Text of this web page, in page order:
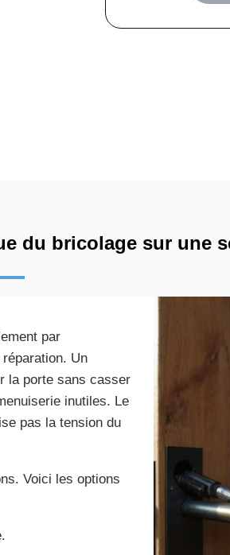
du bricolage sur une
par
Un
la porte sans casser
inutiles. Le
pas la tension du
Voici les options